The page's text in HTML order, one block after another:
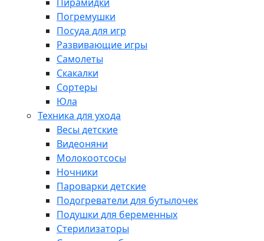
Погремушки
Посуда для игр
Развивающие игры
Самолеты
Скакалки
Сортеры
Юла
Техника для ухода
Весы детские
Видеоняни
Молокоотсосы
Ночники
Пароварки детские
Подогреватели для бутылочек
Подушки для беременных
Стерилизаторы